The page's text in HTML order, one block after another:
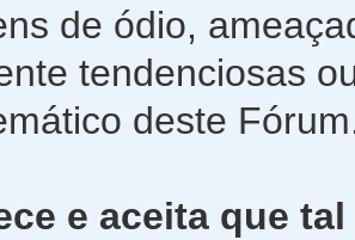
de ódio,
tendenciosas
deste
e aceita que